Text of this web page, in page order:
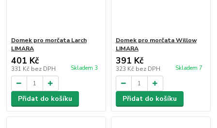
Domek pro morčata Larch
LIMARA
401 Kč
331 Kč bez DPH Skladem 3
Přidat do košíku
Domek pro morčata Willow
LIMARA
391 Kč
323 Kč bez DPH Skladem 7
Přidat do košíku